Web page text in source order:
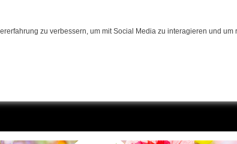
zu verbessern, um mit Social Media zu interagieren und